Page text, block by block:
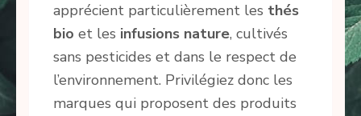
apprécient particulièrement les thés
bio et les infusions nature, cultivés
sans pesticides et dans le respect de
l’environnement. Privilégiez donc les
marques qui proposent des produits